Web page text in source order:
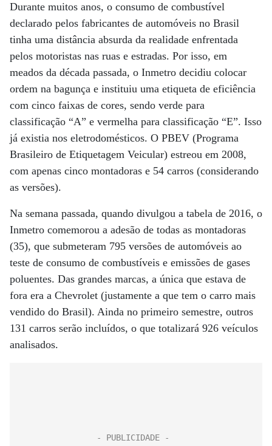
Durante muitos anos, o consumo de combustível
declarado pelos fabricantes de automóveis no Brasil
tinha uma distância absurda da realidade enfrentada
pelos motoristas nas ruas e estradas. Por isso, em
meados da década passada, o Inmetro decidiu colocar
ordem na bagunça e instituiu uma etiqueta de eficiência
com cinco faixas de cores, sendo verde para
classificação “A” e vermelha para classificação “E”. Isso
já existia nos eletrodomésticos. O PBEV (Programa
Brasileiro de Etiquetagem Veicular) estreou em 2008,
com apenas cinco montadoras e 54 carros (considerando
as versões).
Na semana passada, quando divulgou a tabela de 2016, o
Inmetro comemorou a adesão de todas as montadoras
(35), que submeteram 795 versões de automóveis ao
teste de consumo de combustíveis e emissões de gases
poluentes. Das grandes marcas, a única que estava de
fora era a Chevrolet (justamente a que tem o carro mais
vendido do Brasil). Ainda no primeiro semestre, outros
131 carros serão incluídos, o que totalizará 926 veículos
analisados.